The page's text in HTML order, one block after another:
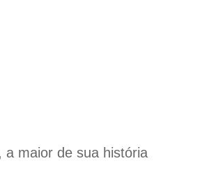
a maior de sua história